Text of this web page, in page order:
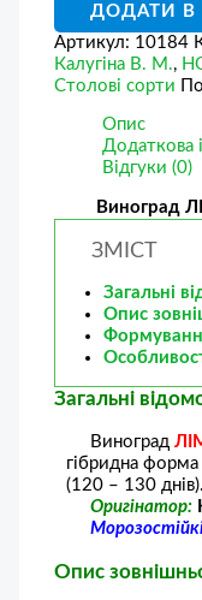
ДОДАТИ
Артикул: 10184
Калугіна В. М.,
Столові сорти
Опис
Додаткова
Відгуки (0)
Виноград
ЗМІСТ
Загальні
Опис
Загальні
Виноград
гібридна форма
(120 – 130 днів).
Оригінатор:
Опис